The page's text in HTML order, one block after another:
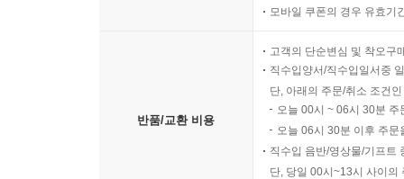
모바일 쿠폰의 경우 유효기
반품/교환 비용
고객의 단순변심 및 착오구
직수입양서/직수입일서중
단, 아래의 주문/취소 조건
오늘 00시 ~ 06시 30분
오늘 06시 30분 이후 주
직수입 음반/영상물/기프트
단, 당일 00시~13시 사이의